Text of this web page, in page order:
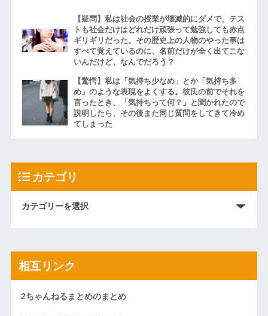
【疑問】私は社会の授業が壊滅的にダメで、テス
トも社会だけはどれだけ頑張って勉強しても赤点
ギリギリだった。その歴史上の人物のやった事は
すべて覚えているのに、名前だけが全く出てこな
いんだけど、なんでだろう？
【驚愕】私は「気持ち少なめ」とか「気持ち多
め」のような表現をよくする。彼氏の前でそれを
言ったとき、「気持ちって何？」と聞かれたので
説明したら、その後また同じ質問をしてきて冷め
てしまった
カテゴリ
相互リンク
2ちゃんねるまとめのまとめ